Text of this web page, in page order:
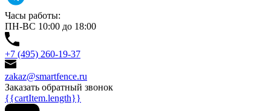
Часы работы:
ПН-ВС 10:00 до 18:00
+7 (495) 260-19-37
zakaz@smartfence.ru
Заказать обратный звонок
{{cartItem.length}}